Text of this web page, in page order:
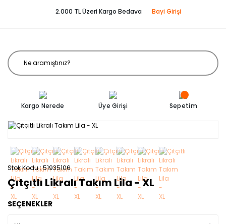
2.000 TL Üzeri Kargo Bedava Bayi Girişi
Kargo Nerede Üye Girişi Sepetim
Stok Kodu 51935106
Çıtçıtlı Likralı Takım Lila - XL
SEÇENEKLER